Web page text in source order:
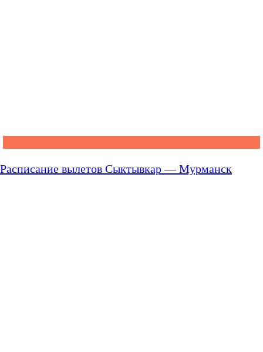
Расписание вылетов Сыктывкар — Мурманск